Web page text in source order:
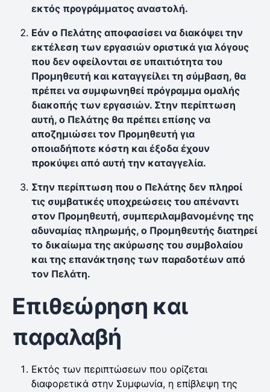
εκτός προγράμματος αναστολή.
Εάν ο Πελάτης αποφασίσει να διακόψει την
εκτέλεση των εργασιών οριστικά για λόγους
που δεν οφείλονται σε υπαιτιότητα του
Προμηθευτή και καταγγείλει τη σύμβαση, θα
πρέπει να συμφωνηθεί πρόγραμμα ομαλής
διακοπής των εργασιών. Στην περίπτωση
αυτή, ο Πελάτης θα πρέπει επίσης να
αποζημιώσει τον Προμηθευτή για
οποιαδήποτε κόστη και έξοδα έχουν
προκύψει από αυτή την καταγγελία.
Στην περίπτωση που ο Πελάτης δεν πληροί
τις συμβατικές υποχρεώσεις του απέναντι
στον Προμηθευτή, συμπεριλαμβανομένης της
αδυναμίας πληρωμής, ο Προμηθευτής διατηρεί
το δικαίωμα της ακύρωσης του συμβολαίου
και της επανάκτησης των παραδοτέων από
τον Πελάτη.
Επιθεώρηση και
παραλαβή
Εκτός των περιπτώσεων που ορίζεται
διαφορετικά στην Συμφωνία, η επίβλεψη της